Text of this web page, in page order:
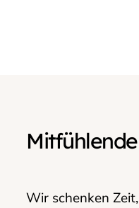
Wir schenken